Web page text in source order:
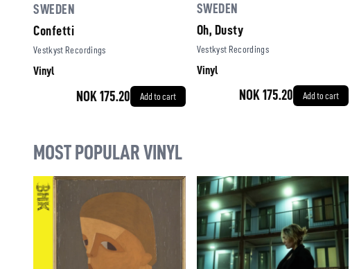
SWEDEN
Confetti
Vestkyst Recordings
Vinyl
NOK 175.20 Add to cart
SWEDEN
Oh, Dusty
Vestkyst Recordings
Vinyl
NOK 175.20 Add to cart
MOST POPULAR VINYL